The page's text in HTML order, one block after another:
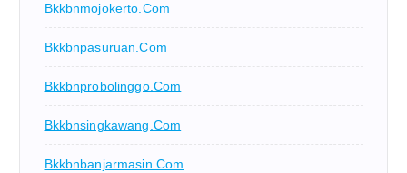
Bkkbnmojokerto.com
Bkkbnpasuruan.com
Bkkbnprobolinggo.com
Bkkbnsingkawang.com
Bkkbnbanjarmasin.com